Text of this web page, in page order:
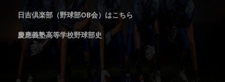
日吉倶楽部（野球部OB会）はこちら
慶應義塾高等学校野球部史